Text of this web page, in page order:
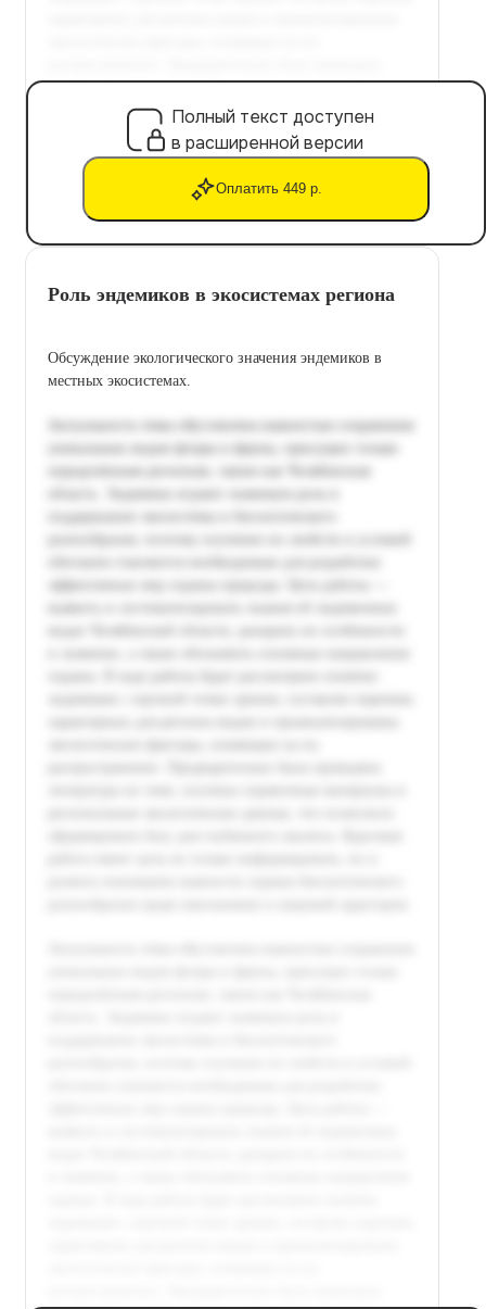
Полный текст доступен
в расширенной версии
Оплатить 449 р.
Роль эндемиков в экосистемах региона
Обсуждение экологического значения эндемиков в
местных экосистемах.